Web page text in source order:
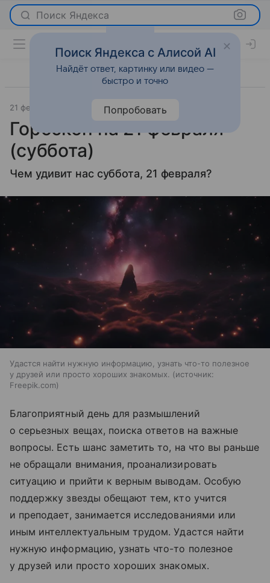
Поиск Яндекса
21 февраля 2026 Леди Mail Гороскопы
Гороскоп на 21 февраля
(суббота)
Чем удивит нас суббота, 21 февраля?
Удастся найти нужную информацию, узнать что-то полезное
у друзей или просто хороших знакомых.
источник:
Freepik.com
Благоприятный день для размышлений
о серьезных вещах, поиска ответов на важные
вопросы. Есть шанс заметить то, на что вы раньше
не обращали внимания, проанализировать
ситуацию и прийти к верным выводам. Особую
поддержку звезды обещают тем, кто учится
и преподает, занимается исследованиями или
иным интеллектуальным трудом. Удастся найти
нужную информацию, узнать что-то полезное
у друзей или просто хороших знакомых.
Поиск Яндекса с Алисой AI
Найдёт ответ, картинку или видео —
быстро и точно
Попробовать